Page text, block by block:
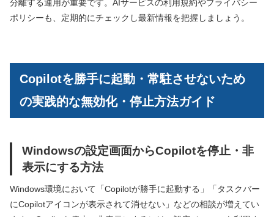
分離する運用が重要です。AIサービスの利用規約やプライバシー
ポリシーも、定期的にチェックし最新情報を把握しましょう。
Copilotを勝手に起動・常駐させないため
の実践的な無効化・停止方法ガイド
Windowsの設定画面からCopilotを停止・非
表示にする方法
Windows環境において「Copilotが勝手に起動する」「タスクバー
にCopilotアイコンが表示されて消せない」などの相談が増えてい